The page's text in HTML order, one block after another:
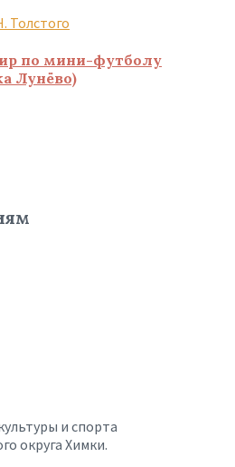
Толстого
по мини-футболу
Лунёво)
и спорта
округа Химки.